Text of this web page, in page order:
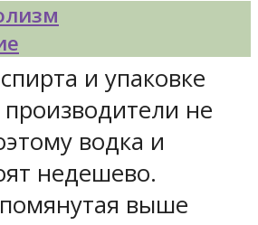
и упаковке
производители не
водка и
недешево.
выше